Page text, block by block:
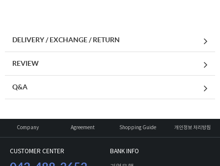
DELIVERY / EXCHANGE / RETURN
REVIEW
Q&A
Company Agreement Shopping Guide 개인정보 처리방침
CUSTOMER CENTER BANK INFO